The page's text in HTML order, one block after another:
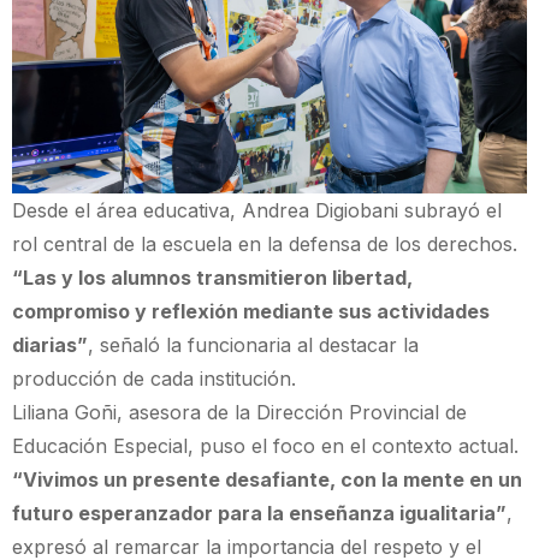
Desde el área educativa, Andrea Digiobani subrayó el
rol central de la escuela en la defensa de los derechos.
“Las y los alumnos transmitieron libertad,
compromiso y reflexión mediante sus actividades
diarias”, señaló la funcionaria al destacar la
producción de cada institución.
Liliana Goñi, asesora de la Dirección Provincial de
Educación Especial, puso el foco en el contexto actual.
“Vivimos un presente desafiante, con la mente en un
futuro esperanzador para la enseñanza igualitaria”,
expresó al remarcar la importancia del respeto y el